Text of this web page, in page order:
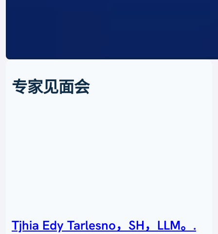
专家见面会
Tjhia Edy Tarlesno，SH，LLM。.